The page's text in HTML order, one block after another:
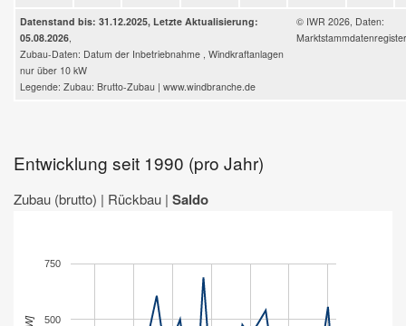
Datenstand bis: 31.12.2025, Letzte Aktualisierung:
05.08.2026
Zubau-Daten: Datum der Inbetriebnahme , Windkraftanlagen
nur über 10 kW
Legende: Zubau: Brutto-Zubau | www.windbranche.de
© IWR 2026, Daten:
Entwicklung seit 1990 (pro Jahr)
Zubau (brutto) | Rückbau | Saldo